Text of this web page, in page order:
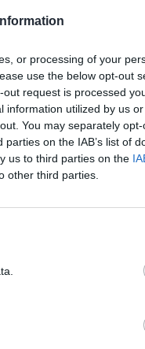
or processing of your
use the below opt-out
request is processed
information utilized by us
You may separately
on the IAB’s list of
us to third parties on the
other third parties.
Eladó:
Cím:
Budapest
Andrássy út
a leütési ár + 25%
a vevő a postaköltség,